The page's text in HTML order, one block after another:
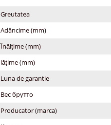
Greutatea
Adâncime (mm)
Înălțime (mm)
lățime (mm)
Luna de garantie
Вес брутто
Producator (marca)